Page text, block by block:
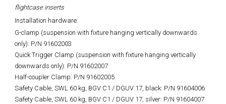
flightcase inserts
Installation hardware:
G-clamp (suspension with fixture hanging vertically downwards
only): P/N 91602003
Quick Trigger Clamp (suspension with fixture hanging vertically
downwards only): P/N 91602007
Half-coupler Clamp: P/N 91602005
Safety Cable, SWL 60 kg, BGV C1 / DGUV 17, black: P/N 91604006
Safety Cable, SWL 60 kg, BGV C1 / DGUV 17, silver: P/N 91604007